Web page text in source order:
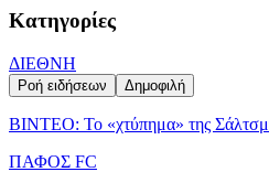
Κατηγορίες
ΔΙΕΘΝΗ
Ροή ειδήσεων Δημοφιλή
ΒΙΝΤΕΟ: Το «χτύπημα» της
ΠΑΦΟΣ FC